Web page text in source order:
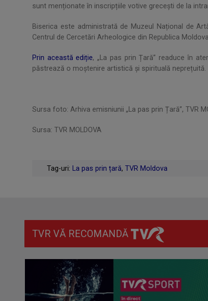
sunt menționate în inscripțiile votive grecești de la
Biserica este administrată de Muzeul Național de
Centrul de Cercetări Arheologice din Republica
Prin această ediție, „La pas prin Țară” readuce în
păstrează o moștenire artistică și spirituală neprețuită.
Sursa foto: Arhiva emisniunii „La pas prin Țară”, TVR
Sursa: TVR MOLDOVA
Tag-uri: La pas prin țară, TVR Moldova
TVR VĂ RECOMANDĂ